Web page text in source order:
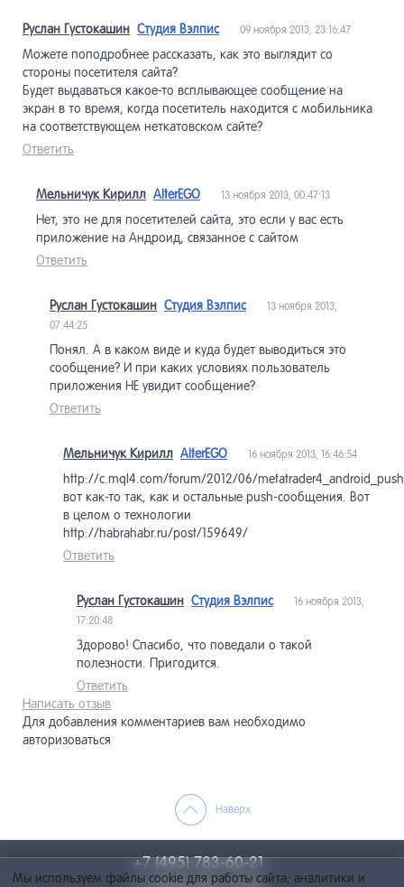
Руслан Густокашин Студия Вэлпис 09 ноября 2013, 23:16:47
Можете поподробнее рассказать, как это выглядит со
стороны посетителя сайта?
Будет выдаваться какое-то всплывающее сообщение на
экран в то время, когда посетитель находится с мобильника
на соответствующем неткатовском сайте?
Ответить
Мельничук Кирилл AlterEGO 13 ноября 2013, 00:47:13
Нет, это не для посетителей сайта, это если у вас есть
приложение на Андроид, связанное с сайтом
Ответить
Руслан Густокашин Студия Вэлпис
13 ноября 2013,
07:44:25
Понял. А в каком виде и куда будет выводиться это
сообщение? И при каких условиях пользователь
приложения НЕ увидит сообщение?
Ответить
Мельничук Кирилл AlterEGO 16 ноября 2013, 16:46:54
http://c.mql4.com/forum/2012/06/
вот как-то так, как и остальные push-сообщения. Вот
в целом о технологии
http://habrahabr.ru/post/159649/
Ответить
Руслан Густокашин Студия Вэлпис
16 ноября 2013,
17:20:48
Здорово! Спасибо, что поведали о такой
полезности. Пригодится.
Ответить
Написать отзыв
Для добавления комментариев вам необходимо
авторизоваться
Наверх
+7 (495) 783-60-21
Мы используем файлы cookie для работы сайта, аналитики и